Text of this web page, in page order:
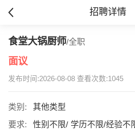
招聘详情
食堂大锅厨师/全职
面议
发布时间:2026-08-08 查看次数:1045
类别:
其他类型
要求:
性别不限/ 学历不限/经验不